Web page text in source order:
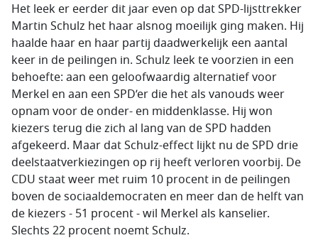
Het leek er eerder dit jaar even op dat SPD-lijsttrekker
Martin Schulz het haar alsnog moeilijk ging maken. Hij
haalde haar en haar partij daadwerkelijk een aantal
keer in de peilingen in. Schulz leek te voorzien in een
behoefte: aan een geloofwaardig alternatief voor
Merkel en aan een SPD’er die het als vanouds weer
opnam voor de onder- en middenklasse. Hij won
kiezers terug die zich al lang van de SPD hadden
afgekeerd. Maar dat Schulz-effect lijkt nu de SPD drie
deelstaatverkiezingen op rij heeft verloren voorbij. De
CDU staat weer met ruim 10 procent in de peilingen
boven de sociaaldemocraten en meer dan de helft van
de kiezers - 51 procent - wil Merkel als kanselier.
Slechts 22 procent noemt Schulz.